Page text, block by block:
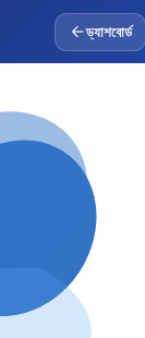
arrow_backড্যাশবোর্ড